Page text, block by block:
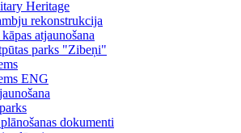
Heritage
rekonstrukcija
atjaunošana
parks "Zibeņi"
ENG
dokumenti